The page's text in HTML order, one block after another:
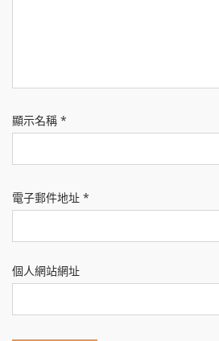
顯示名稱 *
電子郵件地址 *
個人網站網址